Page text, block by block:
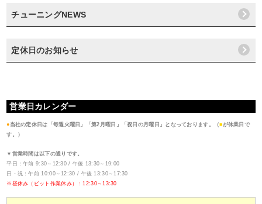
チューニングNEWS
定休日のお知らせ
営業日カレンダー
● 当社の定休日は「毎週火曜日」「第2月曜日」「祝日の月曜日」となっております。（■が休業日で
す。）
▼営業時間は以下の通りです。
平日：午前 9:30～12:30 / 午後 13:30～19:00
日・祝：午前 10:00～12:30 / 午後 13:30～17:30
※昼休み（ピット作業休み）：12:30～13:30